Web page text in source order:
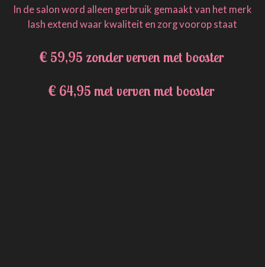
In de salon word alleen gerbruik gemaakt van het merk
lash extend waar kwaliteit en zorg voorop staat
€ 59,95 zonder verven met booster
€ 64,95 met verven met booster